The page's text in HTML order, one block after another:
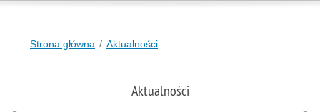
Strona główna Aktualności
Aktualności